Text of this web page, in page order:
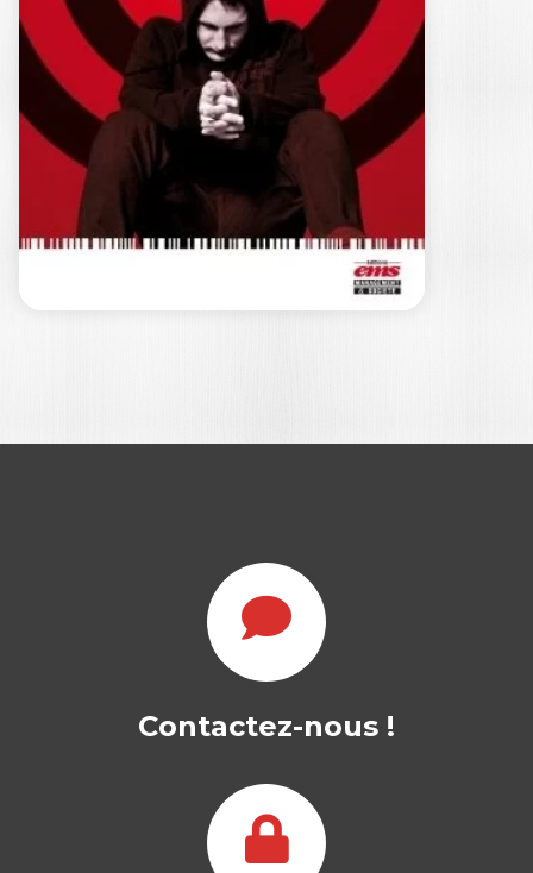
ADOS ET PRISES
DE RISQUES
Première génération née avec les
technologies de l’information, les «
Contactez-nous !